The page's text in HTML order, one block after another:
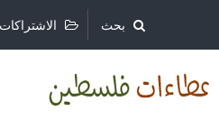
بحث الاشتراكات